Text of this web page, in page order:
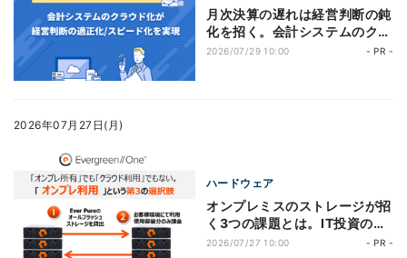
月次決算の遅れは経営判断の鈍
化を招く。会計システムのクラ
ウド化が意思決定のスピードを
2026/07/29 10:00 - PR -
2026年07月27日(月)
ハードウェア
オンプレミスのストレージが招
く3つの課題とは。IT投資の最
適化とビジネスの俊敏性を実現
2026/07/27 10:00 - PR -